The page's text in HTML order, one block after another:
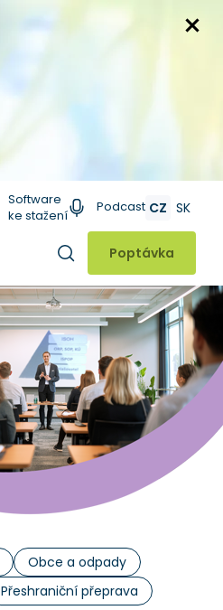
Software
ke stažení
Podcast CZ SK
Hledat
Poptávka
Obce a odpady
Přeshraniční přeprava